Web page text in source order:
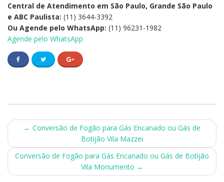
Central de Atendimento em São Paulo, Grande São Paulo
e ABC Paulista: (11) 3644-3392
Ou Agende pelo WhatsApp: (11) 96231-1982
Agende pelo WhatsApp
Post
navigation
← Conversão de Fogão para Gás Encanado ou Gás de
Botijão Vila Mazzei
Conversão de Fogão para Gás Encanado ou Gás de Botijão
Vila Monumento →